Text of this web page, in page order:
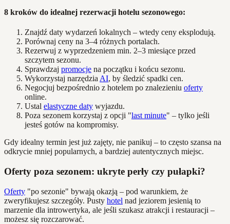
8 kroków do idealnej rezerwacji hotelu sezonowego:
Znajdź daty wydarzeń lokalnych – wtedy ceny eksplodują.
Porównaj ceny na 3–4 różnych portalach.
Rezerwuj z wyprzedzeniem min. 2–3 miesiące przed
szczytem sezonu.
Sprawdzaj promocje na początku i końcu sezonu.
Wykorzystaj narzędzia AI, by śledzić spadki cen.
Negocjuj bezpośrednio z hotelem po znalezieniu oferty
online.
Ustal elastyczne daty wyjazdu.
Poza sezonem korzystaj z opcji "last minute" – tylko jeśli
jesteś gotów na kompromisy.
Gdy idealny termin jest już zajęty, nie panikuj – to często szansa na
odkrycie mniej popularnych, a bardziej autentycznych miejsc.
Oferty poza sezonem: ukryte perły czy pułapki?
Oferty "po sezonie" bywają okazją – pod warunkiem, że
zweryfikujesz szczegóły. Pusty hotel nad jeziorem jesienią to
marzenie dla introwertyka, ale jeśli szukasz atrakcji i restauracji –
możesz się rozczarować.